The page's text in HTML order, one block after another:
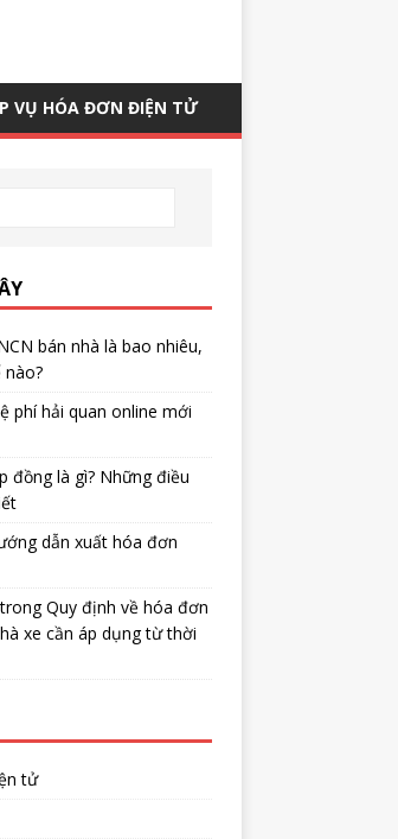
VỤ HÓA ĐƠN ĐIỆN TỬ
bán nhà là bao nhiêu,
phí hải quan online mới
đồng là gì? Những điều
dẫn xuất hóa đơn
trongQuy định về hóa đơn
xe cần áp dụng từ thời
tử